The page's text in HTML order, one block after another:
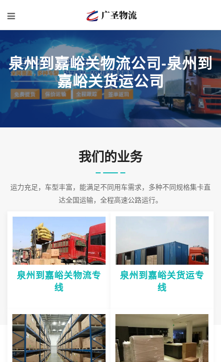
泉州到嘉峪关物流公司-泉州到
嘉峪关货运公司
我们的业务
运力充足，车型丰富，能满足不同用车需求，多种不同规格集卡直
达全国运输，全程高速公路运行。
泉州到嘉峪关物流专
线
泉州到嘉峪关货运专
线